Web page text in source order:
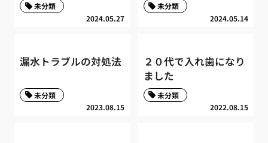
2024.05.27
未分類
2024.05.14
未分類
漏水トラブルの対処法
2023.08.15
未分類
２０代で入れ歯になり
ました
2022.08.15
未分類